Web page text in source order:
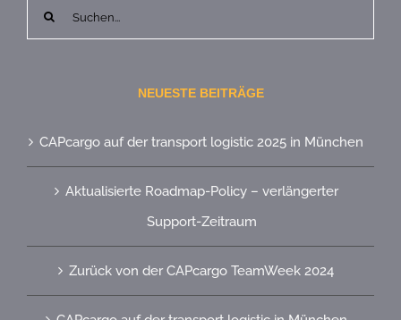
Suche
nach:
NEUESTE BEITRÄGE
CAPcargo auf der transport logistic 2025 in München
Aktualisierte Roadmap-Policy – verlängerter
Support-Zeitraum
Zurück von der CAPcargo TeamWeek 2024